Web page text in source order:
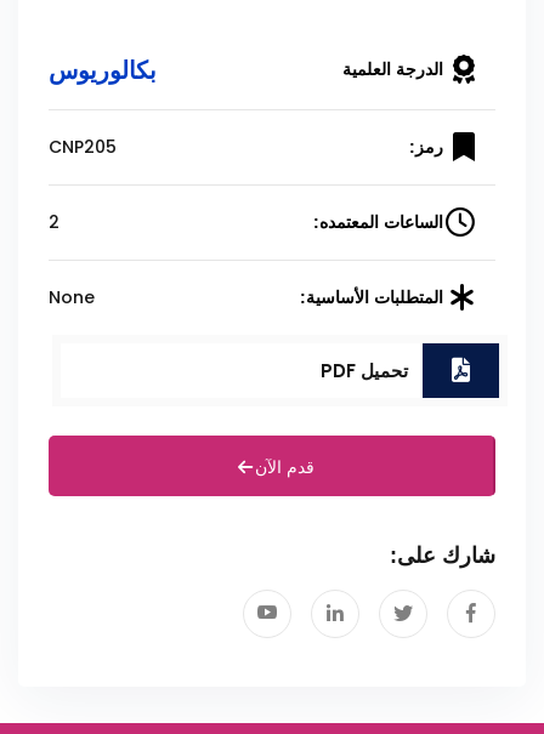
الدرجة العلمية بكالوريوس
رمز: CNP205
الساعات المعتمده: 2
المتطلبات الأساسية: None
تحميل PDF
قدم الآن
شارك على: